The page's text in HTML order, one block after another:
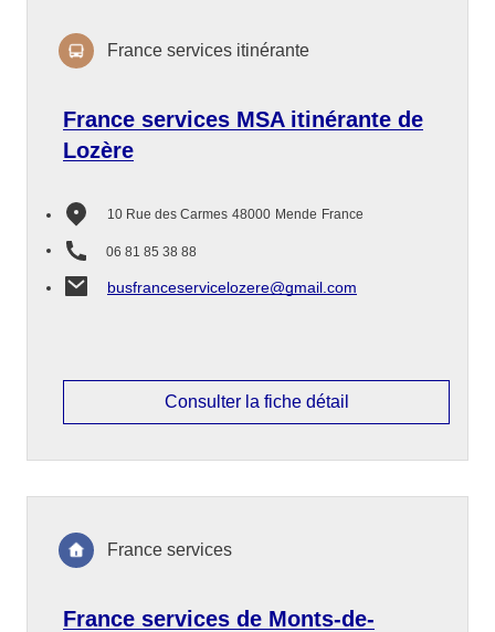
France services MSA itinérante de
Lozère
10 Rue des Carmes 48000 Mende France
06 81 85 38 88
busfranceservicelozere@gmail.com
France services itinérante
Consulter la fiche détail
France services de Monts-de-
France services